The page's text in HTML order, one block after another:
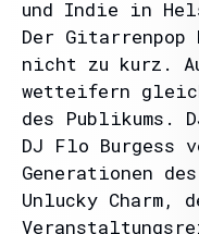
und Indie in
Der Gitarrenpop
nicht zu kurz.
wetteifern
des Publikums.
DJ Flo Burgess
Generationen
Unlucky Charm,